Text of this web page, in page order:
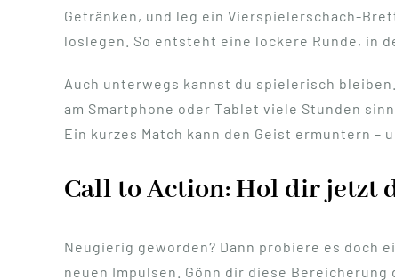
Getränken, und leg ein Vierspielerschach-
loslegen. So entsteht eine lockere Runde, in
Auch unterwegs kannst du spielerisch
am Smartphone oder Tablet viele Stunden
Ein kurzes Match kann den Geist ermuntern –
Call to Action: Hol dir jetzt
Neugierig geworden? Dann probiere es doch
neuen Impulsen. Gönn dir diese